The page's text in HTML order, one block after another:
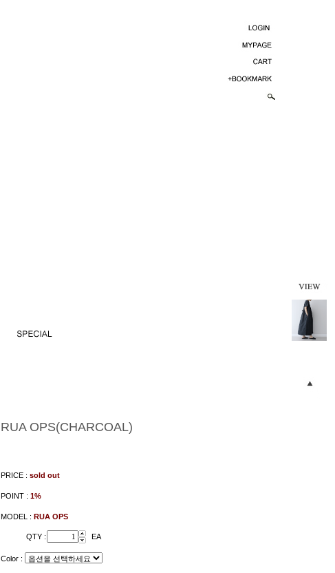
RUA OPS(CHARCOAL)
PRICE : sold out
POINT : 1%
MODEL : RUA OPS
QTY : EA
Color :